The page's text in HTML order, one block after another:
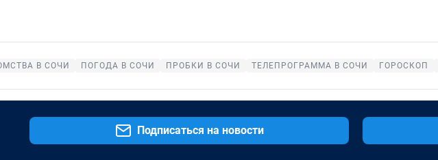
В СОЧИ ПОГОДА В СОЧИ ПРОБКИ В СОЧИ ТЕЛЕПРОГРАММА В СОЧИ ГОРОСКОП
Подписаться на новости